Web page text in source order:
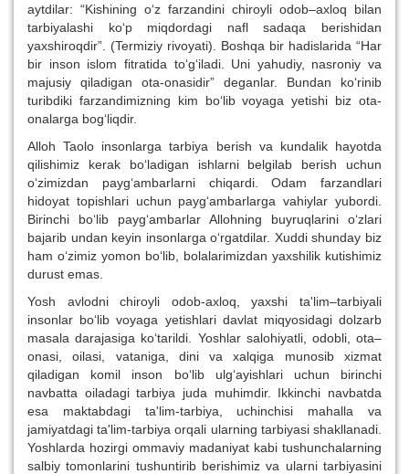
aytdilar: “Kishining o‘z farzandini chiroyli odob–axloq bilan
tarbiyalashi ko‘p miqdordagi nafl sadaqa berishidan
yaxshiroqdir”. (Termiziy rivoyati). Boshqa bir hadislarida “Har
bir inson islom fitratida to‘g‘iladi. Uni yahudiy, nasroniy va
majusiy qiladigan ota-onasidir” deganlar. Bundan ko‘rinib
turibdiki farzandimizning kim bo‘lib voyaga yetishi biz ota-
onalarga bog‘liqdir.
Alloh Taolo insonlarga tarbiya berish va kundalik hayotda
qilishimiz kerak bo‘ladigan ishlarni belgilab berish uchun
o‘zimizdan payg‘ambarlarni chiqardi. Odam farzandlari
hidoyat topishlari uchun payg‘ambarlarga vahiylar yubordi.
Birinchi bo‘lib payg‘ambarlar Allohning buyruqlarini o‘zlari
bajarib undan keyin insonlarga o‘rgatdilar. Xuddi shunday biz
ham o‘zimiz yomon bo‘lib, bolalarimizdan yaxshilik kutishimiz
durust emas.
Yosh avlodni chiroyli odob-axloq, yaxshi ta'lim–tarbiyali
insonlar bo‘lib voyaga yetishlari davlat miqyosidagi dolzarb
masala darajasiga ko‘tarildi. Yoshlar salohiyatli, odobli, ota–
onasi, oilasi, vataniga, dini va xalqiga munosib xizmat
qiladigan komil inson bo‘lib ulg‘ayishlari uchun birinchi
navbatta oiladagi tarbiya juda muhimdir. Ikkinchi navbatda
esa maktabdagi ta'lim-tarbiya, uchinchisi mahalla va
jamiyatdagi ta'lim-tarbiya orqali ularning tarbiyasi shakllanadi.
Yoshlarda hozirgi ommaviy madaniyat kabi tushunchalarning
salbiy tomonlarini tushuntirib berishimiz va ularni tarbiyasini